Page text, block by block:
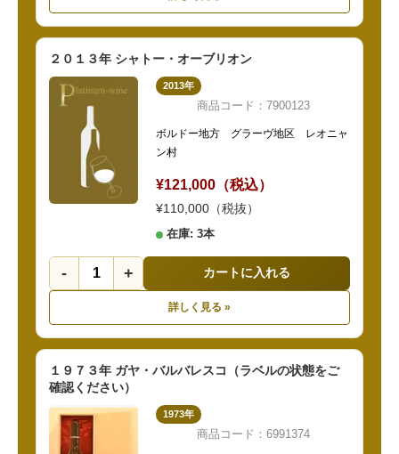
２０１３年 シャトー・オーブリオン
2013年
商品コード：7900123
ボルドー地方 グラーヴ地区 レオニャ
ン村
¥121,000（税込）
¥110,000（税抜）
在庫: 3本
- + カートに入れる
詳しく見る »
１９７３年 ガヤ・バルバレスコ（ラベルの状態をご
確認ください）
1973年
商品コード：6991374